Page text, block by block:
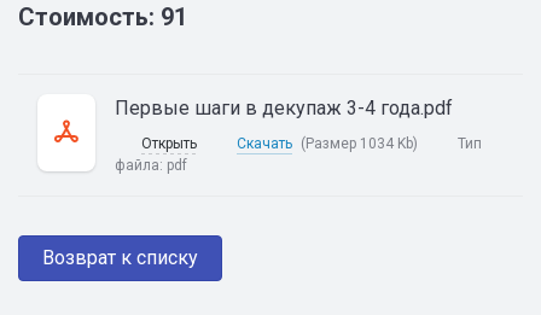
Стоимость: 91
Первые шаги в декупаж 3-4 года.pdf
Открыть Скачать (Размер 1034 Kb)
Тип
файла: pdf
Возврат к списку